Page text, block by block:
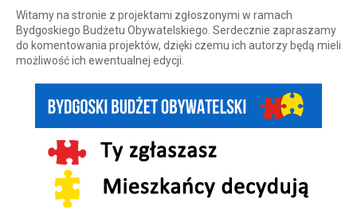
Witamy na stronie z projektami zgłoszonymi w ramach
Bydgoskiego Budżetu Obywatelskiego. Serdecznie zapraszamy
do komentowania projektów, dzięki czemu ich autorzy będą mieli
możliwość ich ewentualnej edycji.